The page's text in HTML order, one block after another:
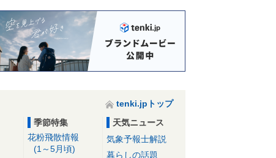
tenki.jpトップ
季節特集
花粉飛散情報
(1～5月頃)
天気ニュース
気象予報士解説
暮らしの話題